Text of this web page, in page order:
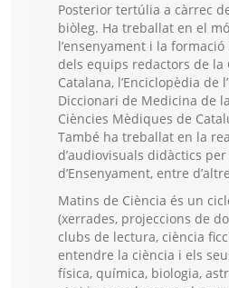
Posterior tertúlia a càrrec
biòleg. Ha treballat en el
l’ensenyament i la
dels equips redactors de la
Catalana, l’Enciclopèdia de
Diccionari de Medicina de
Ciències Mèdiques de
També ha treballat en la
d’audiovisuals didàctics
d’Ensenyament, entre
Matins de Ciència és un
(xerrades, projeccions de
clubs de lectura, ciència
entendre la ciència i els
física, química, biologia,